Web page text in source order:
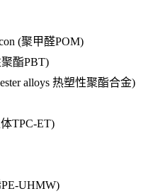
(聚甲醛POM)
聚酯PBT)
alloys 热塑性聚酯合金)
TPC-ET)
UHMW)